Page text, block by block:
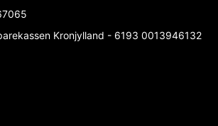
Kronjylland - 6193 0013946132